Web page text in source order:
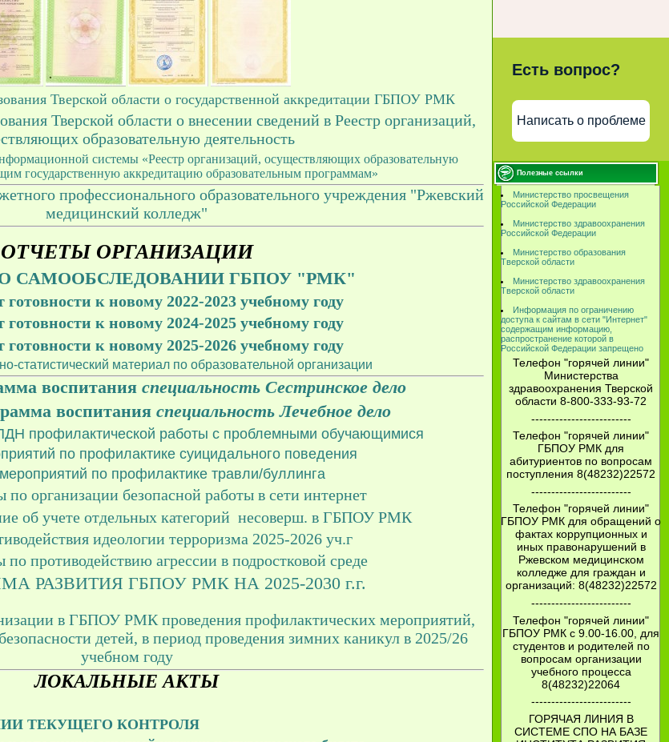
Тверской области о государственной аккредитации ГБПОУ РМК
Тверской области о внесении сведений в Реестр организаций,
образовательную деятельность
системы «Реестр организаций, осуществляющих образовательную
государственную аккредитацию образовательным программам»
профессионального образовательного учреждения "Ржевский
медицинский колледж"
ОТЧЕТЫ ОРГАНИЗАЦИИ
САМООБСЛЕДОВАНИИ ГБПОУ "РМК"
готовности к новому 2022-2023 учебному году
готовности к новому 2024-2025 учебному году
готовности к новому 2025-2026 учебному году
статистический материал по образовательной организации
воспитания специальность Сестринское дело
воспитания специальность Лечебное дело
профилактической работы с проблемными обучающимися
по профилактике суицидального поведения
по профилактике травли/буллинга
по организации безопасной работы в сети интернет
об учете отдельных категорий несоверш. в ГБПОУ РМК
идеологии терроризма 2025-2026 уч.г
по противодействию агрессии в подростковой среде
РАЗВИТИЯ ГБПОУ РМК НА 2025-2030 г.г.
в ГБПОУ РМК проведения профилактических мероприятий,
детей, в период проведения зимних каникул в 2025/26
учебном году
ЛОКАЛЬНЫЕ АКТЫ
ТЕКУЩЕГО КОНТРОЛЯ
Есть вопрос?
Написать о проблеме
Полезные ссылки
Министерство просвещения
Российской Федерации
Министерство здравоохранения
Российской Федерации
Министерство образования
Тверской области
Министерство здравоохранения
Тверской области
Информация по ограничению
доступа к сайтам в сети "Интернет"
содержащим информацию,
распространение которой в
Российской Федерации запрещено
Телефон "горячей линии"
Министерства
здравоохранения Тверской
области 8-800-333-93-72
-------------------------
Телефон "горячей линии"
ГБПОУ РМК для
абитуриентов по вопросам
поступления 8(48232)22572
-------------------------
Телефон "горячей линии"
ГБПОУ РМК для обращений о
фактах коррупционных и
иных правонарушений в
Ржевском медицинском
колледже для граждан и
организаций: 8(48232)22572
-------------------------
Телефон "горячей линии"
ГБПОУ РМК с 9.00-16.00, для
студентов и родителей по
вопросам организации
учебного процесса
8(48232)22064
-------------------------
ГОРЯЧАЯ ЛИНИЯ В
СИСТЕМЕ СПО НА БАЗЕ